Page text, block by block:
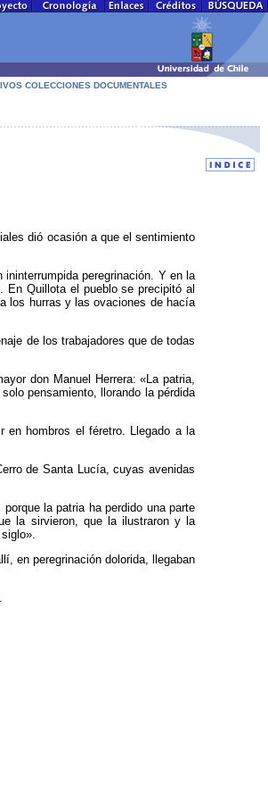
COLECCIONES DOCUMENTALES
dió ocasión a que el sentimiento
peregrinación. Y en la
En Quillota el pueblo se precipitó al
los hurras y las ovaciones de hacía
de los trabajadores que de todas
don Manuel Herrera: «La patria,
pensamiento, llorando la pérdida
en hombros el féretro. Llegado a la
de Santa Lucía, cuyas avenidas
la patria ha perdido una parte
la sirvieron, que la ilustraron y la
en peregrinación dolorida, llegaban